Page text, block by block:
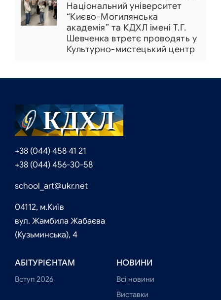
Національний університет
“Києво-Могилянська
академія” та КДХЛ імені Т.Г.
Шевченка втретє проводять у
Культурно-мистецький центр
+38 (044) 458 41 21
+38 (044) 456-30-58
school_art@ukr.net
04112, м.Київ
вул. Жамбила Жабаєва
(Кузьминська), 4
АБІТУРІЄНТАМ
Вступ 2026
НОВИНИ
Всі новини
Виставки